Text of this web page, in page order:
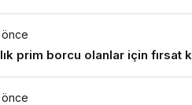
önce
prim borcu olanlar için fırsat
önce